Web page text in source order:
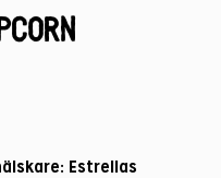
Estrellas